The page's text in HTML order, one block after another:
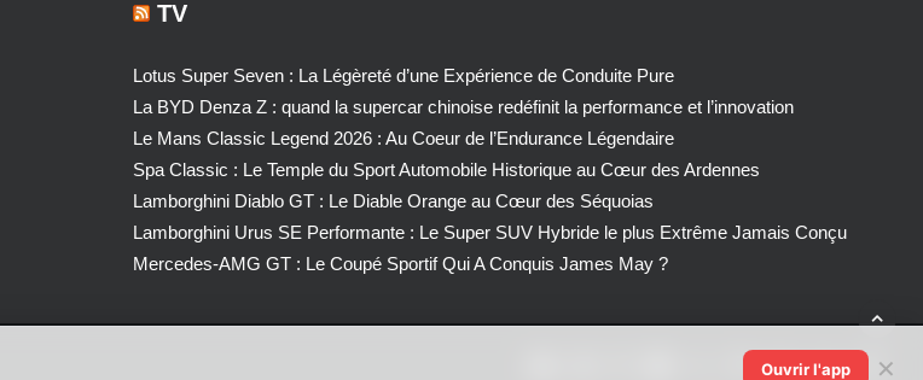
TV
Lotus Super Seven : La Légèreté d’une Expérience de Conduite Pure
La BYD Denza Z : quand la supercar chinoise redéfinit la performance et l’innovation
Le Mans Classic Legend 2026 : Au Coeur de l’Endurance Légendaire
Spa Classic : Le Temple du Sport Automobile Historique au Cœur des Ardennes
Lamborghini Diablo GT : Le Diable Orange au Cœur des Séquoias
Lamborghini Urus SE Performante : Le Super SUV Hybride le plus Extrême Jamais Conçu
Mercedes-AMG GT : Le Coupé Sportif Qui A Conquis James May ?
Ouvrir l'app ✕